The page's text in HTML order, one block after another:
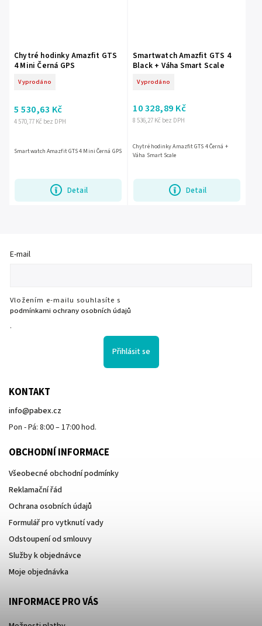
Chytré hodinky Amazfit GTS
4 Mini Černá GPS
Vyprodáno
4 570,77 Kč bez DPH
5 530,63 Kč
Detail
Smartwatch Amazfit GTS 4 Mini Černá GPS
Smartwatch Amazfit GTS 4
Black + Váha Smart Scale
Vyprodáno
8 536,27 Kč bez DPH
10 328,89 Kč
Detail
Chytré hodinky Amazfit GTS 4 Černá +
Váha Smart Scale
E-mail
Vložením e-mailu souhlasíte s
podmínkami ochrany osobních údajů
.
Přihlásit se
KONTAKT
info@pabex.cz
Pon - Pá: 8:00 – 17:00 hod.
OBCHODNÍ INFORMACE
Všeobecné obchodní podmínky
Reklamační řád
Ochrana osobních údajů
Formulář pro vytknutí vady
Odstoupení od smlouvy
Služby k objednávce
Moje objednávka
INFORMACE PRO VÁS